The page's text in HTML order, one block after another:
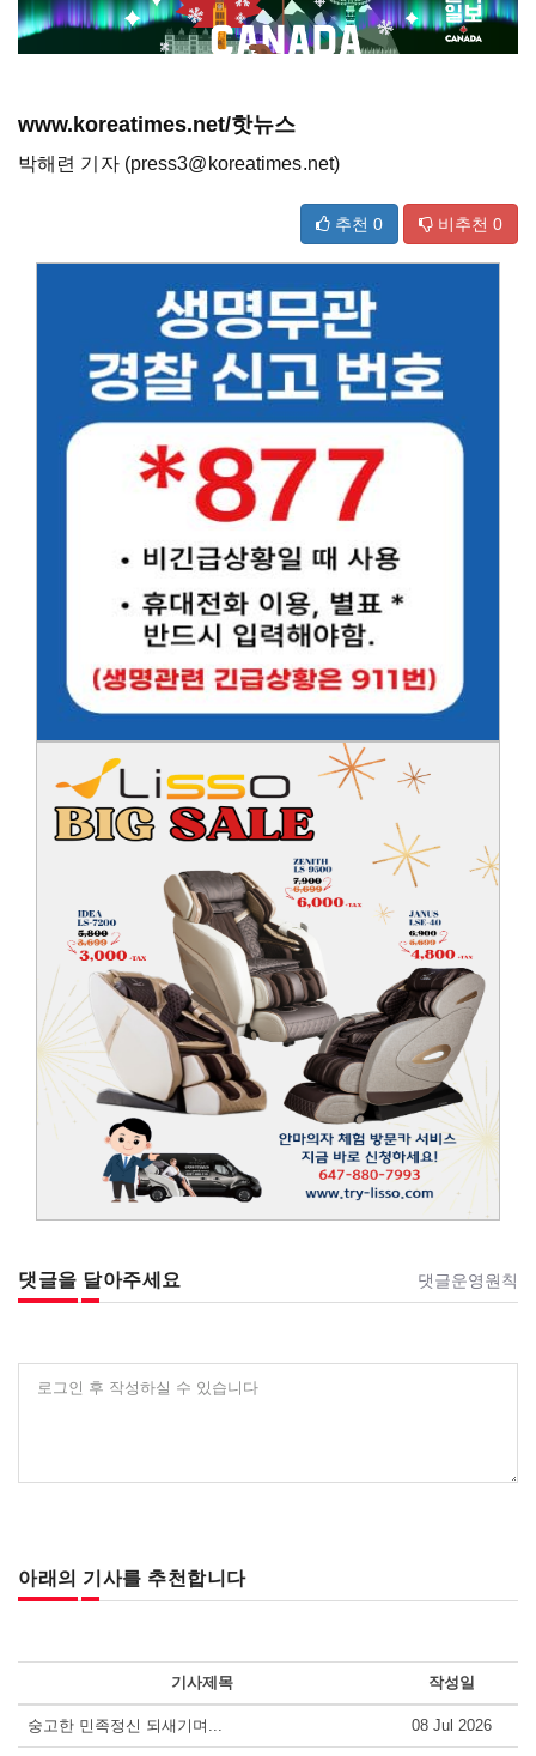
www.koreatimes.net/핫뉴스
박해련 기자 (press3@koreatimes.net)
추천 0 비추천 0
댓글을 달아주세요 댓글운영원칙
로그인 후 작성하실 수 있습니다
아래의 기사를 추천합니다
기사제목 작성일
숭고한 민족정신 되새기며... 08 Jul 2026